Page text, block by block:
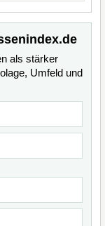
als stärker
Umfeld und